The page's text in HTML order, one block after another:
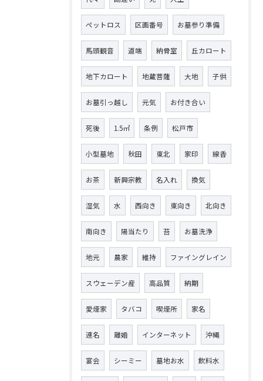
ペットロス 区画番号 お墓参り準備
馬頭観音 道端 納骨室 丘カロート
地下カロート 地蔵菩薩 大地 子供
お墓引っ越し 元気 お付き合い
死後 1.5㎡ 条例 松戸市
小型墓地 秋田 東北 家印 線香
お茶 新興宗教 名入れ 換気
湿気 水 西向き 東向き 北向き
南向き 陽当たり 苔 お墓洗浄
地元 農家 維持 ファイングレイン
スウェーデン産 高品質 納期
愛煙家 タバコ 喫煙所 家名
連名 離婚 インターネット 沖縄
宴会 シーミー 墓地お水 飲料水